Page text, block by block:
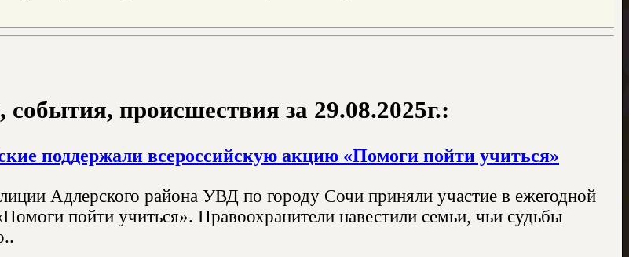
события, происшествия за 29.08.2025г.:
поддержали всероссийскую акцию «Помоги пойти учиться»
Адлерского района УВД по городу Сочи приняли участие в ежегодной
пойти учиться». Правоохранители навестили семьи, чьи судьбы